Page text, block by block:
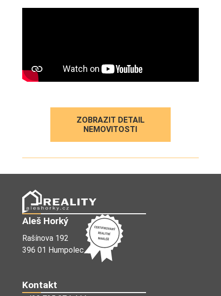
ZOBRAZIT DETAIL
NEMOVITOSTI
Aleš Horký
Rašínova 192
396 01 Humpolec
Kontakt